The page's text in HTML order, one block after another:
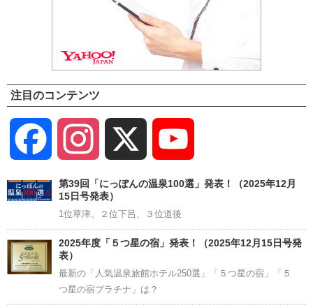
注目のコンテンツ
Facebook Instagram
Channel
第39回「にっぽんの温泉100選」発表！（2025年12月
15日号発表）
1位草津、２位下呂、３位道後
2025年度「５つ星の宿」発表！（2025年12月15日号発
表）
最新の「人気温泉旅館ホテル250選」「５つ星の宿」「５
つ星の宿プラチナ」は？